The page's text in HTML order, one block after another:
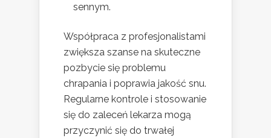
sennym.
Współpraca z profesjonalistami
zwiększa szanse na skuteczne
pozbycie się problemu
chrapania i poprawia jakość snu.
Regularne kontrole i stosowanie
się do zaleceń lekarza mogą
przyczynić się do trwałej